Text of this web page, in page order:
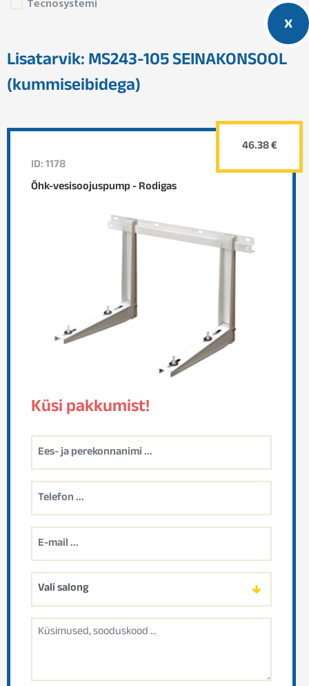
Lisatarvik: MS243-105 SEINAKONSOOL
(kummiseibidega)
x
ID: 1178
Õhk-vesisoojuspump - Rodigas
Küsi pakkumist!
46.38 €